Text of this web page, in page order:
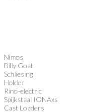
Nimos
Billy Goat
Schliesing
Holder
Rino-electric
Spijkstaal IONAxs
Cast Loaders